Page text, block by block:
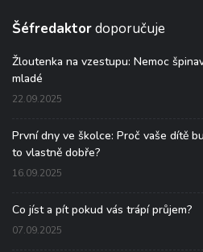
Šéfredaktordoporučuje
Žloutenka na vzestupu: Nemoc
mladé
22.09.2025
První dny ve školce: Proč vaše dítě
to vlastně dobře?
16.09.2025
Co jíst a pít pokud vás trápí průjem?
07.09.2025